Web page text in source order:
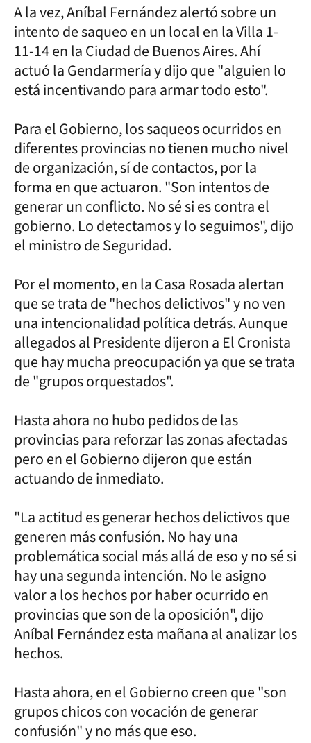
A la vez, Aníbal Fernández alertó sobre un
intento de saqueo en un local en la Villa 1-
11-14 en la Ciudad de Buenos Aires. Ahí
actuó la Gendarmería y dijo que "alguien lo
está incentivando para armar todo esto".
Para el Gobierno, los saqueos ocurridos en
diferentes provincias no tienen mucho nivel
de organización, sí de contactos, por la
forma en que actuaron. "Son intentos de
generar un conflicto. No sé si es contra el
gobierno. Lo detectamos y lo seguimos", dijo
el ministro de Seguridad.
Por el momento, en la Casa Rosada alertan
que se trata de "hechos delictivos" y no ven
una intencionalidad política detrás. Aunque
allegados al Presidente dijeron a El Cronista
que hay mucha preocupación ya que se trata
de "grupos orquestados".
Hasta ahora no hubo pedidos de las
provincias para reforzar las zonas afectadas
pero en el Gobierno dijeron que están
actuando de inmediato.
"La actitud es generar hechos delictivos que
generen más confusión. No hay una
problemática social más allá de eso y no sé si
hay una segunda intención. No le asigno
valor a los hechos por haber ocurrido en
provincias que son de la oposición", dijo
Aníbal Fernández esta mañana al analizar los
hechos.
Hasta ahora, en el Gobierno creen que "son
grupos chicos con vocación de generar
confusión" y no más que eso.